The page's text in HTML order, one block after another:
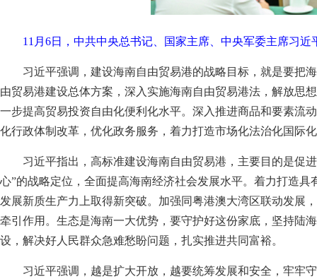
11月6日，中共中央总书记、国家主席、中央军委主席习
习近平强调，建设海南自由贸易港的战略目标，就是要把
由贸易港建设总体方案，深入实施海南自由贸易港法，解放思
一步提高贸易投资自由化便利化水平。深入推进商品和要素流
化行政体制改革，优化政务服务，着力打造市场化法治化国际
习近平指出，高标准建设海南自由贸易港，主要目的是促
心”的战略定位，全面提高海南经济社会发展水平。着力打造
发展新质生产力上取得新突破。加强同粤港澳大湾区联动发展
牵引作用。生态是海南一大优势，要守护好这份家底，坚持陆
设，解决好人民群众急难愁盼问题，扎实推进共同富裕。
习近平强调，越是扩大开放，越要统筹发展和安全，牢牢